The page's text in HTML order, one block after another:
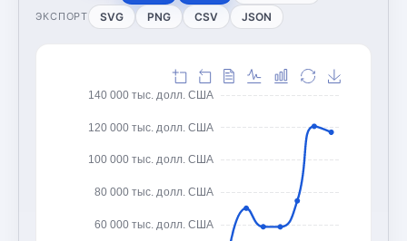
ЭКСПОРТ SVG PNG CSV JSON
60 000 тыс. долл. США
80 000 тыс. долл. США
100 000 тыс. долл. США
120 000 тыс. долл. США
140 000 тыс. долл. США